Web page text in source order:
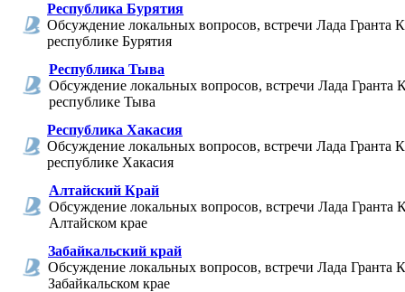
Республика Бурятия
Обсуждение локальных вопросов, встречи Лада Гранта
республике Бурятия
Республика Тыва
Обсуждение локальных вопросов, встречи Лада Гранта
республике Тыва
Республика Хакасия
Обсуждение локальных вопросов, встречи Лада Гранта
республике Хакасия
Алтайский Край
Обсуждение локальных вопросов, встречи Лада Гранта
Алтайском крае
Забайкальский край
Обсуждение локальных вопросов, встречи Лада Гранта
Забайкальском крае